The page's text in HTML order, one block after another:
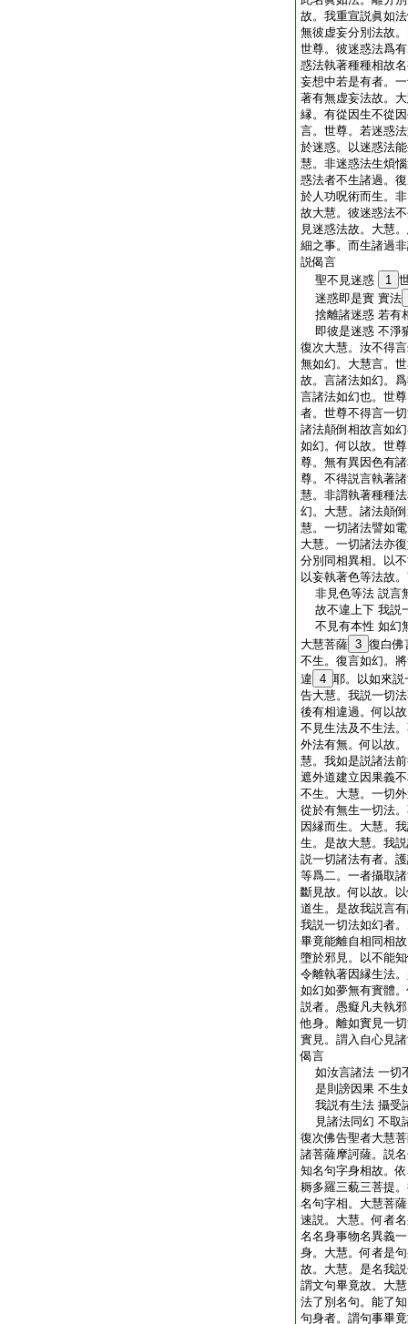
故。我重宣説眞如
無彼虚妄分別法故
世尊。彼迷惑法爲
惑法執著種種相故
妄想中若是有者。
著有無虚妄法故。
縁。有從因生不從
言。世尊。若迷惑
於迷惑。以迷惑法
慧。非迷惑法生煩
惑法者不生諸過。
於人功呪術而生。
故大慧。彼迷惑法
見迷惑法故。大慧
細之事。而生諸過
説偈言
聖不見迷惑
1
迷惑即是實 實法
捨離諸迷惑 若有
即彼是迷惑 不淨
復次大慧。汝不得
無如幻。大慧言。
故。言諸法如幻。
言諸法如幻也。世
者。世尊不得言一
諸法顛倒相故言如
如幻。何以故。世
尊。無有異因色有
尊。不得説言執著
慧。非謂執著種種
幻。大慧。諸法顛
慧。一切諸法譬如
大慧。一切諸法亦
分別同相異相。以
以妄執著色等法故
非見色等法 説言
故不違上下 我説
不見有本性 如幻
大慧菩薩 3 復白佛
不生。復言如幻。
違 4 耶。以如來説
告大慧。我説一切
後有相違過。何以
不見生法及不生法
外法有無。何以故
慧。我如是説諸法
遮外道建立因果義
不生。大慧。一切
從於有無生一切法
因縁而生。大慧。
生。是故大慧。我
説一切諸法有者。
等爲二。一者攝取
斷見故。何以故。
道生。是故我説言
我説一切法如幻者
畢竟能離自相同相
墮於邪見。以不能
令離執著因縁生法
如幻如夢無有實體
説者。愚癡凡夫執
他身。離如實見一
實見。謂入自心見
偈言
如汝言諸法 一切
是則謗因果 不生
我説有生法 攝受
見諸法同幻 不取
復次佛告聖者大慧
諸菩薩摩訶薩。説
知名句字身相故。
耨多羅三藐三菩提
名句字相。大慧菩
速説。大慧。何者
名名身事物名異義
身。大慧。何者是
故。大慧。是名我
謂文句畢竟故。大
法了別名句。能了
句身者。謂句事畢